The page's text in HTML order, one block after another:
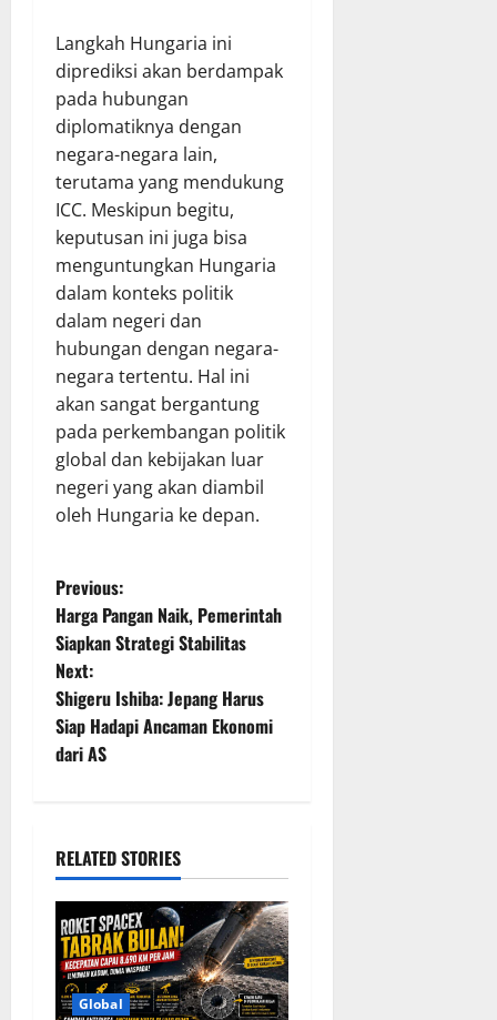
Langkah Hungaria ini
diprediksi akan berdampak
pada hubungan
diplomatiknya dengan
negara-negara lain,
terutama yang mendukung
ICC. Meskipun begitu,
keputusan ini juga bisa
menguntungkan Hungaria
dalam konteks politik
dalam negeri dan
hubungan dengan negara-
negara tertentu. Hal ini
akan sangat bergantung
pada perkembangan politik
global dan kebijakan luar
negeri yang akan diambil
oleh Hungaria ke depan.
P
o
s
t
v
i
g
Previous:
Harga Pangan Naik, Pemerintah
Siapkan Strategi Stabilitas
Next:
Shigeru Ishiba: Jepang Harus
Siap Hadapi Ancaman Ekonomi
dari AS
RELATED STORIES
Global